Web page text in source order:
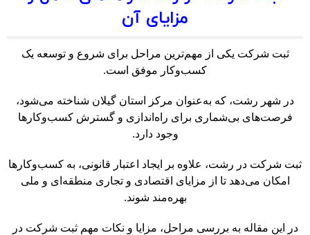
مزایای آن
ثبت شرکت یکی از مهم‌ترین مراحل برای شروع و توسعه یک
کسب‌وکار موفق است.
در شهر رشت، که به‌عنوان مرکز استان گیلان شناخته می‌شود،
فرصت‌های بی‌شماری برای راه‌اندازی و گسترش کسب‌وکارها
وجود دارد.
ثبت شرکت در رشت، علاوه بر ایجاد اعتبار قانونی، به کسب‌وکارها
امکان می‌دهد تا از مزایای اقتصادی و تجاری منطقه‌ای و ملی
بهره‌مند شوند.
در این مقاله به بررسی مراحل، مزایا و نکات مهم ثبت شرکت در